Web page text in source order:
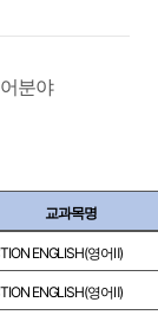
분야
교과목명
ENGLISH(영어Ⅱ)
ENGLISH(영어Ⅱ)